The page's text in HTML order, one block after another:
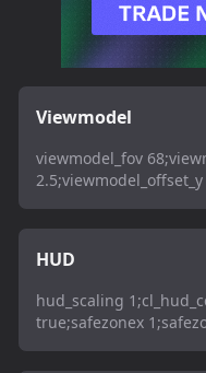
Viewmodel
viewmodel_fov
HUD
hud_scaling
true;safezonex